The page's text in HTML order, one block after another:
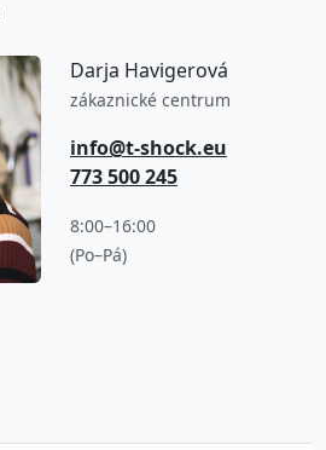
Darja Havigerová
zákaznické centrum
info@t-shock.eu
773 500 245
8:00–16:00
(Po–Pá)